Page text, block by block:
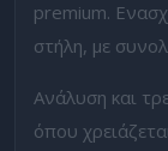
premium.
στήλη, με
Ανάλυση και
όπου